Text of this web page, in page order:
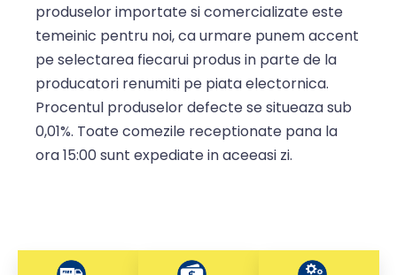
produselor importate si comercializate este
temeinic pentru noi, ca urmare punem accent
pe selectarea fiecarui produs in parte de la
producatori renumiti pe piata electornica.
Procentul produselor defecte se situeaza sub
0,01%. Toate comezile receptionate pana la
ora 15:00 sunt expediate in aceeasi zi.